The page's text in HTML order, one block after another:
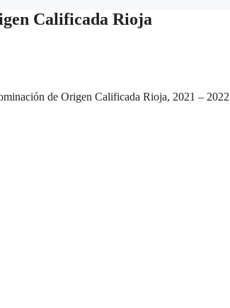
Calificada Rioja
de Origen Calificada Rioja, 2021 – 2022